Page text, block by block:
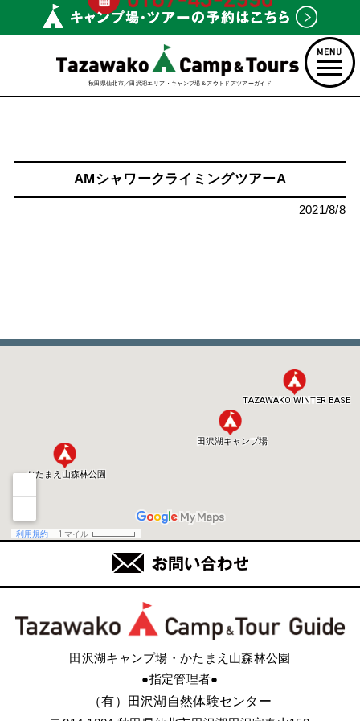
秋田県仙北市／田沢湖エリア・キャンプ場＆アウトドアツアーガイド
AMシャワークライミングツアーA
2021/8/8
田沢湖キャンプ場・かたまえ山森林公園
●指定管理者●
（有）田沢湖自然体験センター